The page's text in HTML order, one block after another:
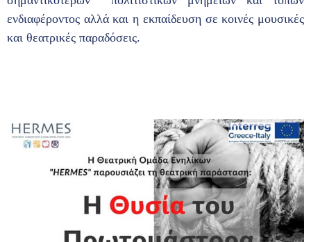
ενδιαφέροντος αλλά και η εκπαίδευση σε κοινές μουσικές
και θεατρικές παραδόσεις.